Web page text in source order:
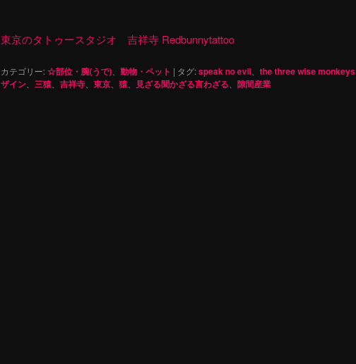
東京のタトゥースタジオ 吉祥寺 Redbunnytattoo
カテゴリー:☆部位・腕(うで) 動物・ペット | タグ:speak no evil the three wise monkeys
ザイン
三猿 吉祥寺 東京 猿 見ざる聞かざる言わざる 隙間産業